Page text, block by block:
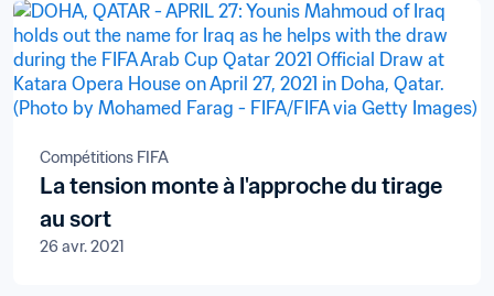
Compétitions FIFA
La tension monte à l'approche du tirage
au sort
26 avr. 2021